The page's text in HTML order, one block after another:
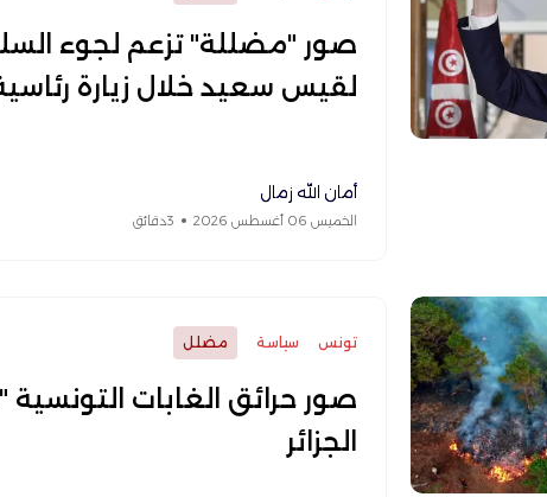
صور "مضللة" تزعم لجوء
لقيس سعيد خلال زيارة
أمان الله زمال
الخميس 06 أغسطس 2026 3دقائق
تونس سياسة مضلل
صور حرائق الغابات
الجزائر